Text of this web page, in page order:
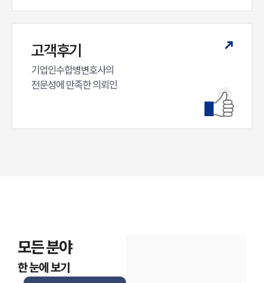
법률서식
대륜법률상담예약
고객후기
기업인수합병변호사의
전문성에 만족한 의뢰인
모든 분야
한 눈에 보기